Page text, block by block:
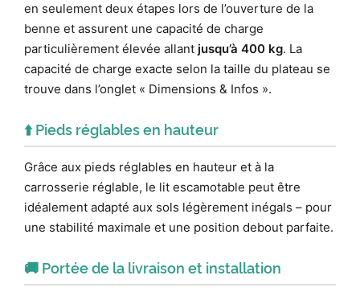
en seulement deux étapes lors de l’ouverture de la
benne et assurent une capacité de charge
particulièrement élevée allant jusqu’à 400 kg. La
capacité de charge exacte selon la taille du plateau se
trouve dans l’onglet « Dimensions & Infos ».
⬆️ Pieds réglables en hauteur
Grâce aux pieds réglables en hauteur et à la
carrosserie réglable, le lit escamotable peut être
idéalement adapté aux sols légèrement inégals – pour
une stabilité maximale et une position debout parfaite.
🚚 Portée de la livraison et installation